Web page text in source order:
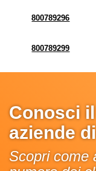
800789296
800789299
Conosci
aziende
Scopri come